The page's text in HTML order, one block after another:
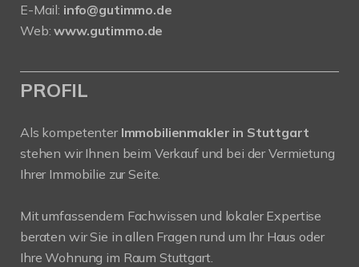
E-Mail: info@gutimmo.de
Web:www.gutimmo.de
PROFIL
Als kompetenter Immobilienmakler in Stuttgart
stehen wir Ihnen beim Verkauf und bei der Vermietung
Ihrer Immobilie zur Seite.
Mit umfassendem Fachwissen und lokaler Expertise
beraten wir Sie in allen Fragen rund um Ihr Haus oder
Ihre Wohnung im Raum Stuttgart.